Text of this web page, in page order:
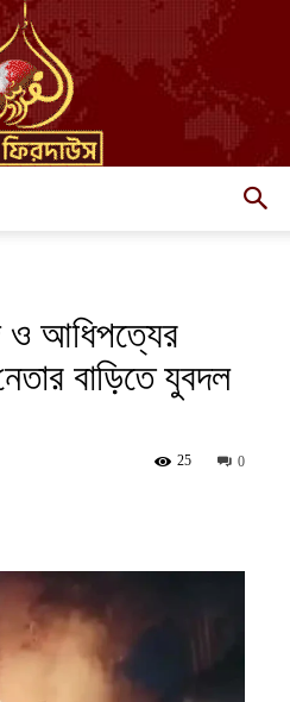
|| ও আধিপত্যের
বাড়িতে যুবদল
0
25